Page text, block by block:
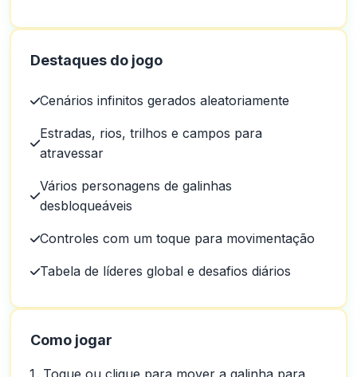
Destaques do jogo
Cenários infinitos gerados aleatoriamente
Estradas, rios, trilhos e campos para
atravessar
Vários personagens de galinhas
desbloqueáveis
Controles com um toque para movimentação
Tabela de líderes global e desafios diários
Como jogar
Toque ou clique para mover a galinha para